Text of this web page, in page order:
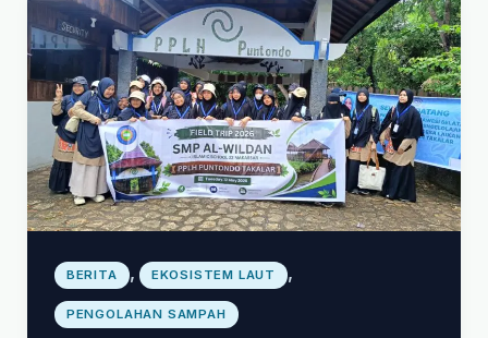
BERITA , EKOSISTEM LAUT ,
PENGOLAHAN SAMPAH